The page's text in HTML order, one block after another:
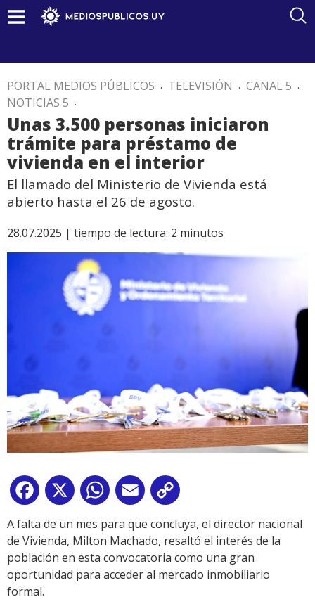
PORTAL MEDIOS PÚBLICOS . TELEVISIÓN . CANAL 5 .
NOTICIAS 5 .
Unas 3.500 personas iniciaron
trámite para préstamo de
vivienda en el interior
El llamado del Ministerio de Vivienda está
abierto hasta el 26 de agosto.
28.07.2025 | tiempo de lectura: 2 minutos
Facebook
X WhatsApp
Email
Link
A falta de un mes para que concluya, el director nacional
de Vivienda, Milton Machado, resaltó el interés de la
población en esta convocatoria como una gran
oportunidad para acceder al mercado inmobiliario
formal.